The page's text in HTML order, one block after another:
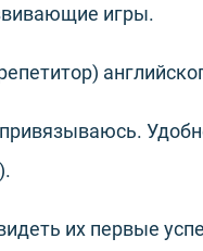
игры.
их первые